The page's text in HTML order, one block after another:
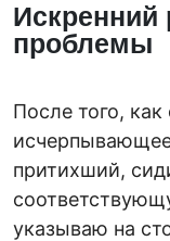
Искренний
проблемы
После того, как
притихший,
указываю на